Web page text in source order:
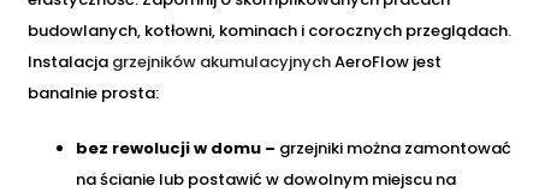
budowlanych, kotłowni, kominach i corocznych przeglądach.
Instalacja grzejników akumulacyjnychAeroFlow jest
banalnie prosta:
bez rewolucji w domu – grzejniki można zamontować
na ścianie lub postawić w dowolnym miejscu na